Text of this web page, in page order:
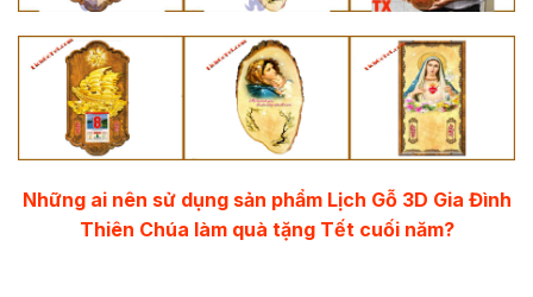
Những ai nên sử dụng sản phẩm Lịch Gỗ 3D Gia Đình
Thiên Chúa làm quà tặng Tết cuối năm?